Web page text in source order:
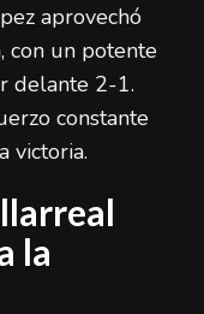
aprovechó
con un potente
delante 2-1.
constante
victoria.
la